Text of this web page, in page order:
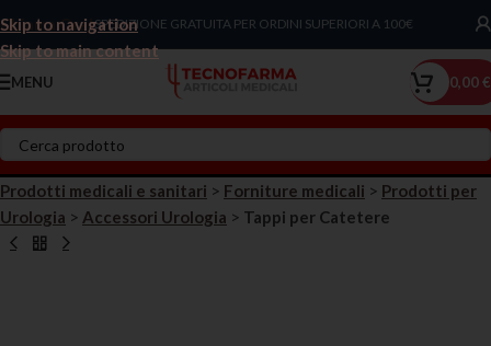
Skip to navigation
Skip to main content
Chiama Ora!SPEDIZIONE GRATUITA PER ORDINI SUPERIORI A 100€
MENU 0,00€
Prodotti medicali e sanitari > Forniture medicali > Prodotti per
Urologia > Accessori Urologia > Tappi per Catetere